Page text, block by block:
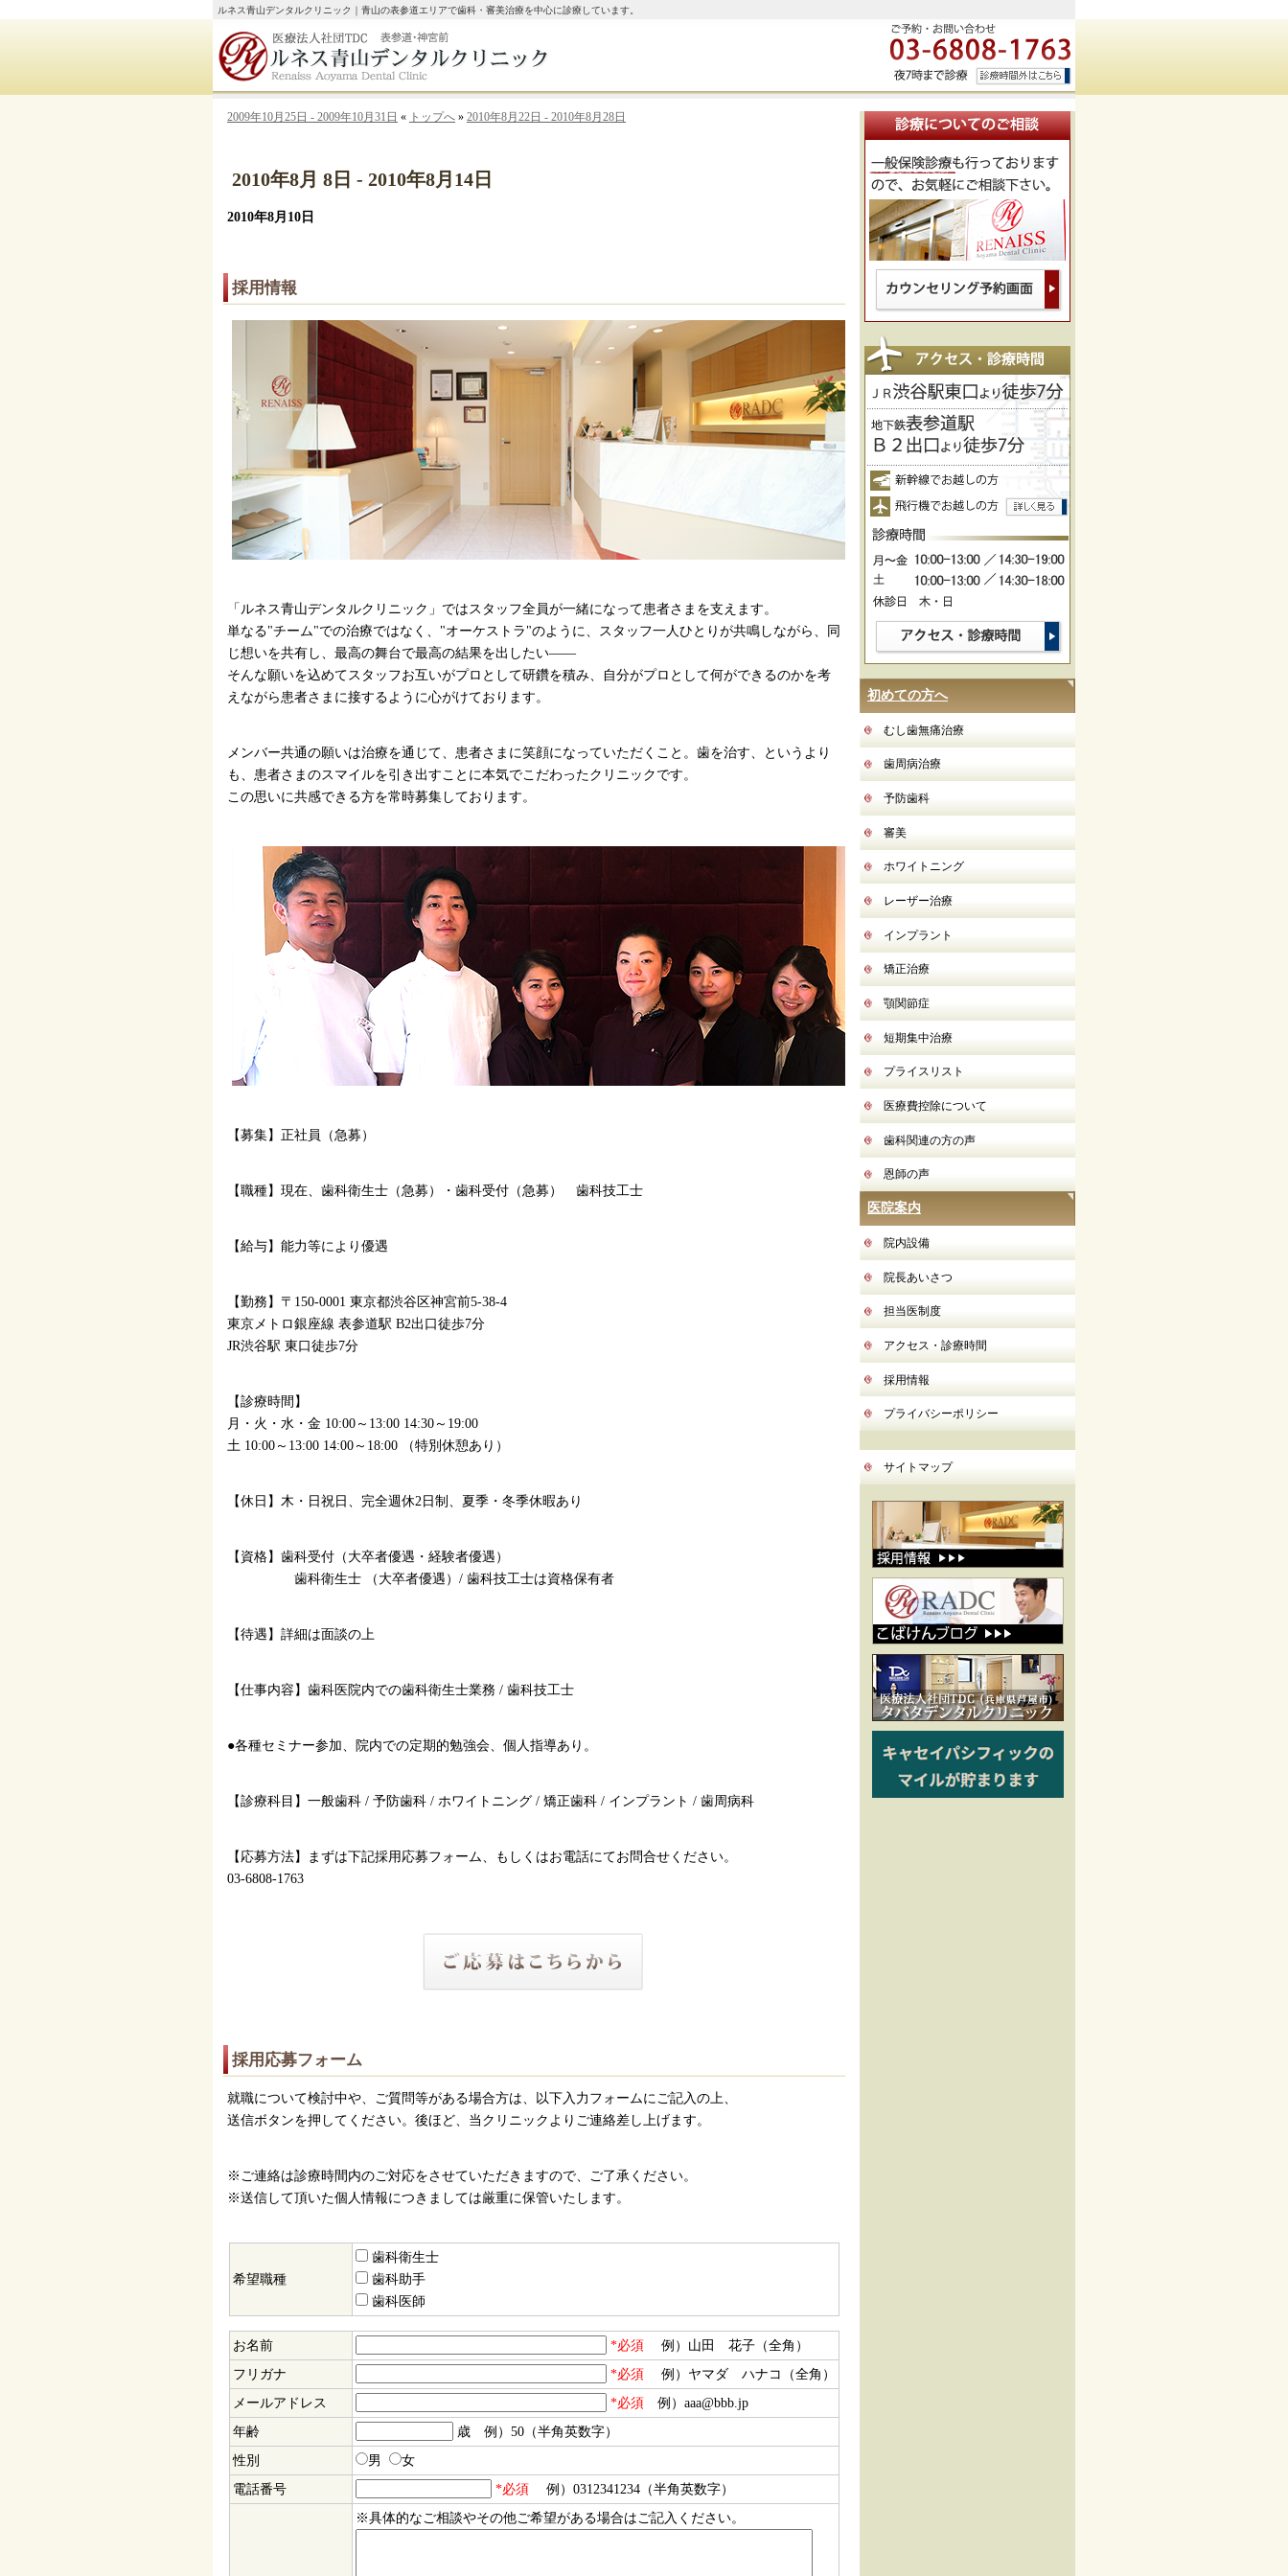
2010年8月 8日 - 2010年8月14日
ルネス青山デンタルクリニック｜青山の表参道エリアで歯科・審美治療を中心に診療しています。
2009年10月25日 - 2009年10月31日 « トップへ » 2010年8月22日 - 2010年8月28日
2010年8月10日
採用情報
「ルネス青山デンタルクリニック」ではスタッフ全員が一緒になって患者さまを支えます。
単なる"チーム"での治療ではなく、"オーケストラ"のように、スタッフ一人ひとりが共鳴しながら、同
じ想いを共有し、最高の舞台で最高の結果を出したい――
そんな願いを込めてスタッフお互いがプロとして研鑽を積み、自分がプロとして何ができるのかを考
えながら患者さまに接するように心がけております。
メンバー共通の願いは治療を通じて、患者さまに笑顔になっていただくこと。歯を治す、というより
も、患者さまのスマイルを引き出すことに本気でこだわったクリニックです。
この思いに共感できる方を常時募集しております。
【募集】正社員（急募）
【職種】現在、歯科衛生士（急募）・歯科受付（急募） 歯科技工士
【給与】能力等により優遇
【勤務】〒150-0001 東京都渋谷区神宮前5-38-4
東京メトロ銀座線 表参道駅 B2出口徒歩7分
JR渋谷駅 東口徒歩7分
【診療時間】
月・火・水・金 10:00～13:00 14:30～19:00
土 10:00～13:00 14:00～18:00 （特別休憩あり）
【休日】木・日祝日、完全週休2日制、夏季・冬季休暇あり
【資格】歯科受付（大卒者優遇・経験者優遇）
歯科衛生士 （大卒者優遇）/ 歯科技工士は資格保有者
【待遇】詳細は面談の上
【仕事内容】歯科医院内での歯科衛生士業務 / 歯科技工士
●各種セミナー参加、院内での定期的勉強会、個人指導あり。
【診療科目】一般歯科 / 予防歯科 / ホワイトニング / 矯正歯科 / インプラント / 歯周病科
【応募方法】まずは下記採用応募フォーム、もしくはお電話にてお問合せください。
03-6808-1763
採用応募フォーム
就職について検討中や、ご質問等がある場合方は、以下入力フォームにご記入の上、
送信ボタンを押してください。後ほど、当クリニックよりご連絡差し上げます。
※ご連絡は診療時間内のご対応をさせていただきますので、ご了承ください。
※送信して頂いた個人情報につきましては厳重に保管いたします。
希望職種
歯科衛生士
歯科助手
歯科医師
お名前 *必須例）山田 花子（全角）
フリガナ
*必須例）ヤマダ ハナコ（全角）
メールアドレス
*必須例）aaa@bbb.jp
年齢
歳 例）50（半角英数字）
性別
男
女
電話番号
*必須例）0312341234（半角英数字）
※具体的なご相談やその他ご希望がある場合はご記入ください。
初めての方へ
むし歯無痛治療
歯周病治療
予防歯科
審美
ホワイトニング
レーザー治療
インプラント
矯正治療
顎関節症
短期集中治療
プライスリスト
医療費控除について
歯科関連の方の声
恩師の声
医院案内
院内設備
院長あいさつ
担当医制度
アクセス・診療時間
採用情報
プライバシーポリシー
サイトマップ